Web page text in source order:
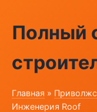
Полный
Главная »
Инженерия Roof